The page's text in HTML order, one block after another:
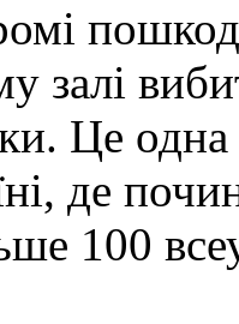
залі
Це
де
100